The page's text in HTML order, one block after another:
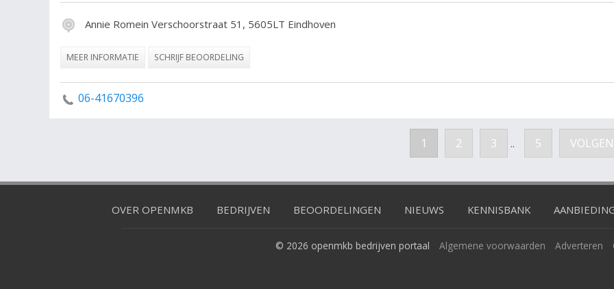
Annie Romein Verschoorstraat 51, 5605LT Eindhoven
MEER INFORMATIE SCHRIJF BEOORDELING
06-41670396
1 2 3 .. 5
OVER OPENMKB BEDRIJVEN BEOORDELINGEN NIEUWS KENNISBANK
© 2026 openmkb bedrijven portaal Algemene voorwaarden Adverteren